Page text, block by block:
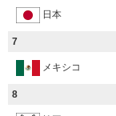
日本
7
メキシコ
8